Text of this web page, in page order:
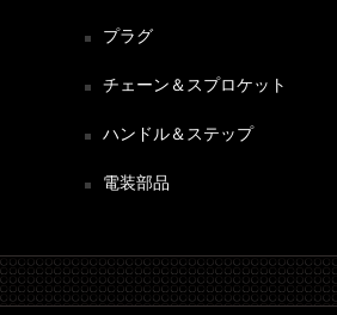
プラグ
チェーン＆スプロケット
ハンドル＆ステップ
電装部品